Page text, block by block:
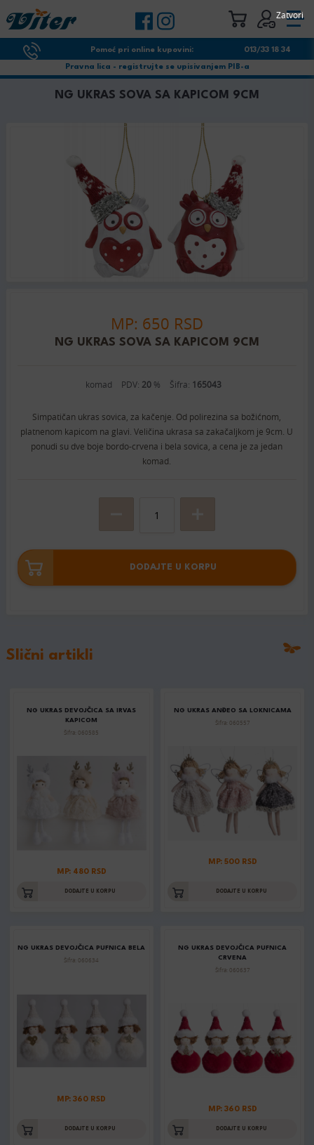
Pomoć pri online kupovini: 013/33 18 34
Pravna lica - registrujte se upisivanjem PIB-a
NG UKRAS SOVA SA KAPICOM 9CM
MP: 650 RSD
NG UKRAS SOVA SA KAPICOM 9CM
komad PDV: 20% Šifra: 165043
Simpatičan ukras sovica, za kačenje. Od polirezina sa božićnom,
platnenom kapicom na glavi. Veličina ukrasa sa zakačaljkom je 9cm. U
ponudi su dve boje bordo-crvena i bela sovica, a cena je za jedan
komad.
DODAJTE U KORPU
Slični artikli
NG UKRAS DEVOJČICA SA IRVAS
KAPICOM
Šifra: 060585
MP: 480 RSD
DODAJTE U KORPU
NG UKRAS ANĐEO SA LOKNICAMA
Šifra: 060557
MP: 500 RSD
DODAJTE U KORPU
NG UKRAS DEVOJČICA PUFNICA BELA
Šifra: 060634
MP: 360 RSD
DODAJTE U KORPU
NG UKRAS DEVOJČICA PUFNICA
CRVENA
Šifra: 060637
MP: 360 RSD
DODAJTE U KORPU
Zatvori